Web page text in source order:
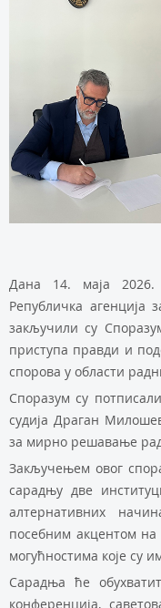
Дана 14. маја
Републичка
закључили су
приступа правди и
спорова у области
Споразум су
судија Драган
за мирно решавање
Закључењем овог
сарадњу две
алтернативних
посебним акцентом
могућностима које су
Сарадња ће
конференција,